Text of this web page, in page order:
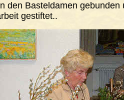
den Basteldamen
gestiftet..